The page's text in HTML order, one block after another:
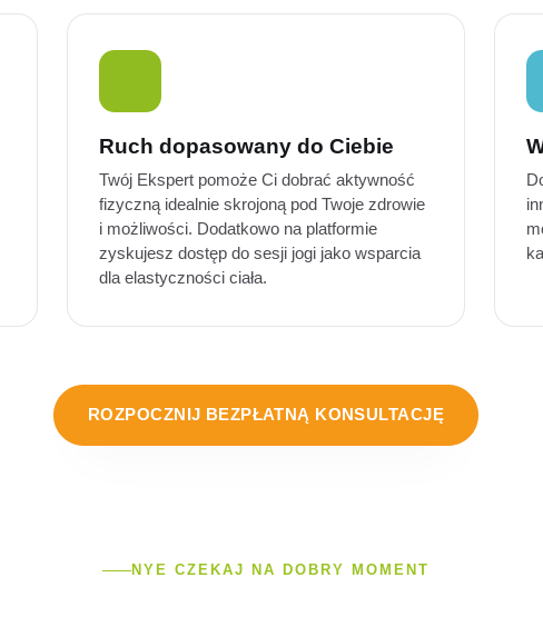
Ruch dopasowany do Ciebie
Twój Ekspert pomoże Ci dobrać aktywność
fizyczną idealnie skrojoną pod Twoje zdrowie
i możliwości. Dodatkowo na platformie
zyskujesz dostęp do sesji jogi jako wsparcia
dla elastyczności ciała.
ROZPOCZNIJ BEZPŁATNĄ KONSULTACJĘ
NYE CZEKAJ NA DOBRY MOMENT